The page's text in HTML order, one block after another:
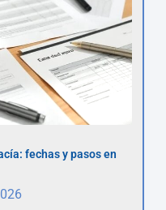
fechas y pasos en